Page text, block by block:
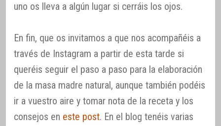
uno os lleva a algún lugar si cerráis los ojos.
En fin, que os invitamos a que nos acompañéis a
través de Instagram a partir de esta tarde si
queréis seguir el paso a paso para la elaboración
de la masa madre natural, aunque también podéis
ir a vuestro aire y tomar nota de la receta y los
consejos en este post. En el blog tenéis varias